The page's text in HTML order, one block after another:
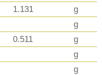
1.131
g
g
0.511
g
g
g